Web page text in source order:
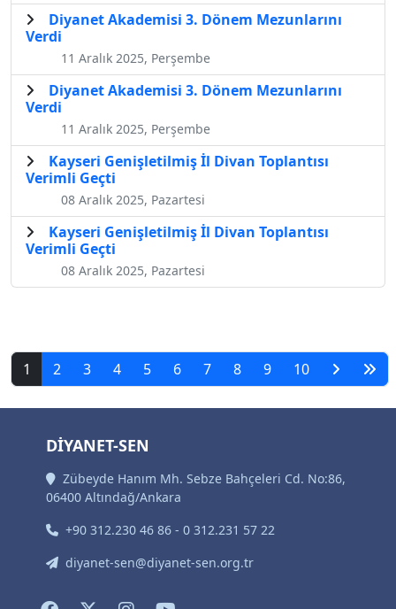
Diyanet Akademisi 3. Dönem Mezunlarını
Verdi
11 Aralık 2025, Perşembe
Diyanet Akademisi 3. Dönem Mezunlarını
Verdi
11 Aralık 2025, Perşembe
Kayseri Genişletilmiş İl Divan Toplantısı
Verimli Geçti
08 Aralık 2025, Pazartesi
Kayseri Genişletilmiş İl Divan Toplantısı
Verimli Geçti
08 Aralık 2025, Pazartesi
1 2 3 4 5 6 7 8 9 10
DİYANET-SEN
Zübeyde Hanım Mh. Sebze Bahçeleri Cd. No:86,
06400 Altındağ/Ankara
+90 312.230 46 86 - 0 312.231 57 22
diyanet-sen@diyanet-sen.org.tr